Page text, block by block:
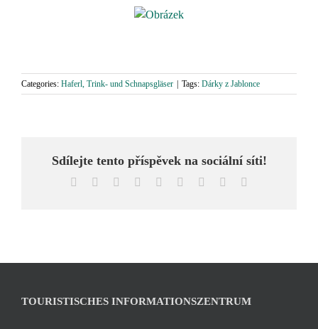
Categories: Haferl, Trink- und Schnapsgläser Tags: Dárky z Jablonce
Sdílejte tento příspěvek na sociální síti!
Facebook Reddit LinkedInWhatsApp
TumblrPinterest
TOURISTISCHES INFORMATIONSZENTRUM